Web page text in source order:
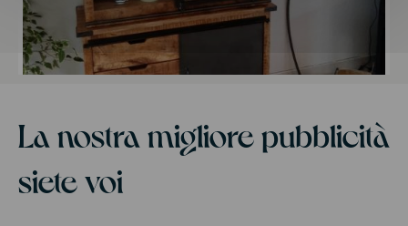
La nostra migliore pubblicità
siete voi